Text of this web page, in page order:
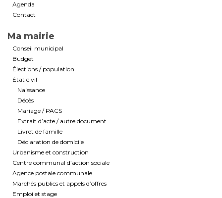
Agenda
Contact
Ma mairie
Conseil municipal
Budget
Élections / population
État civil
Naissance
Décès
Mariage / PACS
Extrait d’acte / autre document
Livret de famille
Déclaration de domicile
Urbanisme et construction
Centre communal d’action sociale
Agence postale communale
Marchés publics et appels d’offres
Emploi et stage